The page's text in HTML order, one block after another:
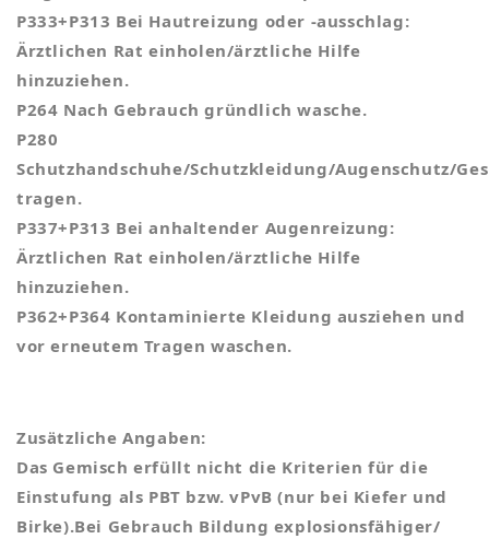
P333+P313 Bei Hautreizung oder -ausschlag:
Ärztlichen Rat einholen/ärztliche Hilfe
hinzuziehen.
P264 Nach Gebrauch gründlich wasche.
P280
Schutzhandschuhe/Schutzkleidung/Augenschutz/
tragen.
P337+P313 Bei anhaltender Augenreizung:
Ärztlichen Rat einholen/ärztliche Hilfe
hinzuziehen.
P362+P364 Kontaminierte Kleidung ausziehen und
vor erneutem Tragen waschen.
Zusätzliche Angaben:
Das Gemisch erfüllt nicht die Kriterien für die
Einstufung als PBT bzw. vPvB (nur bei Kiefer und
Birke).Bei Gebrauch Bildung explosionsfähiger/